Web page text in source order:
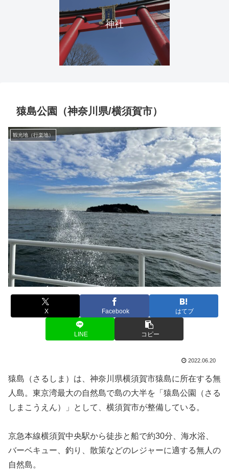
神社
猿島公園（神奈川県/横須賀市）
観光地（行楽地）
X Facebook はてブ
LINE コピー
2022.06.20
猿島（さるしま）は、神奈川県横須賀市猿島に所在する無
人島。東京湾最大の自然島で島の大半を「猿島公園（さる
しまこうえん）」として、横須賀市が整備している。
京急本線横須賀中央駅から徒歩と船で約30分、海水浴、
バーベキュー、釣り、散策などのレジャーに適する無人の
自然島。